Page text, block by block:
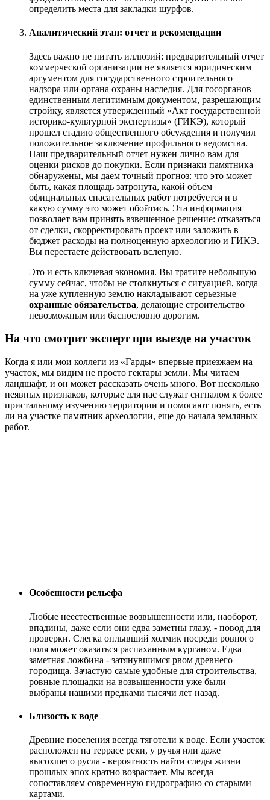
определить места для закладки шурфов.
Аналитический этап: отчет и рекомендации
Здесь важно не питать иллюзий: предварительный отчет
коммерческой организации не является юридическим
аргументом для государственного строительного
надзора или органа охраны наследия. Для госорганов
единственным легитимным документом, разрешающим
стройку, является утвержденный «Акт государственной
историко-культурной экспертизы» (ГИКЭ), который
прошел стадию общественного обсуждения и получил
положительное заключение профильного ведомства.
Наш предварительный отчет нужен лично вам для
оценки рисков до покупки. Если признаки памятника
обнаружены, мы даем точный прогноз: что это может
быть, какая площадь затронута, какой объем
официальных спасательных работ потребуется и в
какую сумму это может обойтись. Эта информация
позволяет вам принять взвешенное решение: отказаться
от сделки, скорректировать проект или заложить в
бюджет расходы на полноценную археологию и ГИКЭ.
Вы перестаете действовать вслепую.
Это и есть ключевая экономия. Вы тратите небольшую
сумму сейчас, чтобы не столкнуться с ситуацией, когда
на уже купленную землю накладывают серьезные
охранные обязательства, делающие строительство
невозможным или баснословно дорогим.
На что смотрит эксперт при выезде на участок
Когда я или мои коллеги из «Гарды» впервые приезжаем на
участок, мы видим не просто гектары земли. Мы читаем
ландшафт, и он может рассказать очень много. Вот несколько
неявных признаков, которые для нас служат сигналом к более
пристальному изучению территории и помогают понять, есть
ли на участке памятник археологии, еще до начала земляных
работ.
Особенности рельефа
Любые неестественные возвышенности или, наоборот,
впадины, даже если они едва заметны глазу, - повод для
проверки. Слегка оплывший холмик посреди ровного
поля может оказаться распаханным курганом. Едва
заметная ложбина - затянувшимся рвом древнего
городища. Зачастую самые удобные для строительства,
ровные площадки на возвышенности уже были
выбраны нашими предками тысячи лет назад.
Близость к воде
Древние поселения всегда тяготели к воде. Если участок
расположен на террасе реки, у ручья или даже
высохшего русла - вероятность найти следы жизни
прошлых эпох кратно возрастает. Мы всегда
сопоставляем современную гидрографию со старыми
картами.